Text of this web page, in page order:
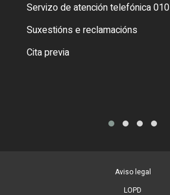
Servizo de atención telefónica 010
Suxestións e reclamacións
Cita previa
Aviso legal
LOPD